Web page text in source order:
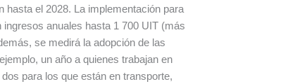
hasta el 2028. La implementación para
anuales hasta 1 700 UIT (más
se medirá la adopción de las
un año a quienes trabajan en
para los que están en transporte,